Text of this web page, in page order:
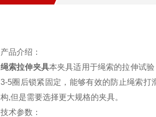
产品介绍：
绳索拉伸夹具本夹具适用于绳索的拉伸试
3-5圈后锁紧固定，能够有效的防止绳索
构,但是需要选择更大规格的夹具。
技术参数：